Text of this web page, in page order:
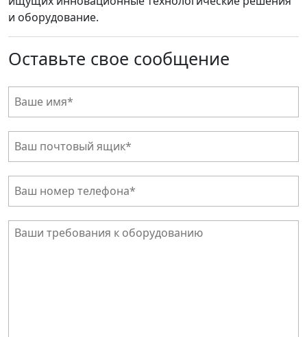
и оборудование.
Оставьте свое сообщение